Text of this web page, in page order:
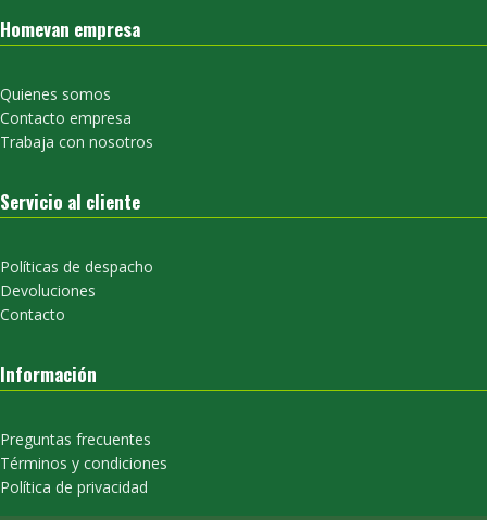
Homevan empresa
Quienes somos
Contacto empresa
Trabaja con nosotros
Servicio al cliente
Políticas de despacho
Devoluciones
Contacto
Información
Preguntas frecuentes
Términos y condiciones
Política de privacidad